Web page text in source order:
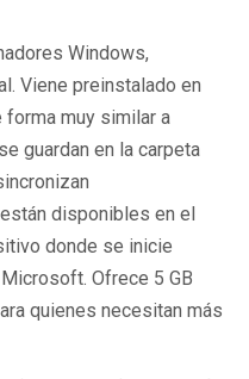
Windows,
Viene preinstalado en
forma muy similar a
guardan en la carpeta
disponibles en el
donde se inicie
Ofrece 5 GB
quienes necesitan más